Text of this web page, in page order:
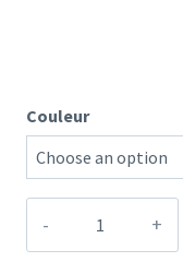
Couleur
de